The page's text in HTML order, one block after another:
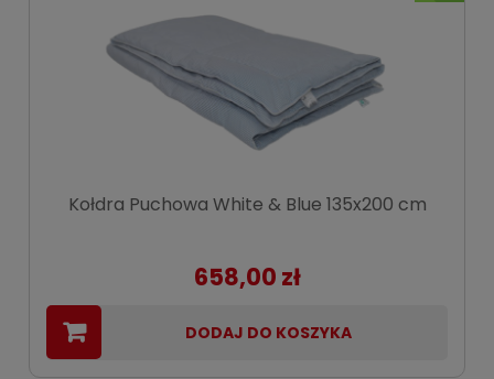
Kołdra Puchowa White & Blue 135x200 cm
658,00 zł
DODAJ DO KOSZYKA